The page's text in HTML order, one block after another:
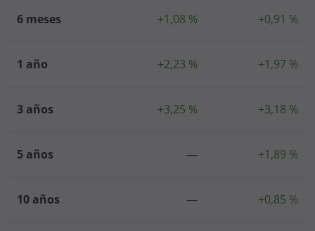
6 meses +1,08 % +0,91 %
1 año +2,23 % +1,97 %
3 años +3,25 % +3,18 %
5 años — +1,89 %
10 años — +0,85 %